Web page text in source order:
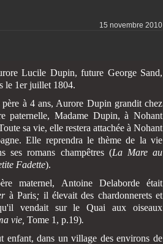
15 novembre 2010
Lucile Dupin, future George Sand,
le 1er juillet 1804.
à 4 ans, Aurore Dupin grandit chez
paternelle, Madame Dupin, à Nohant
sa vie, elle restera attachée à Nohant
Elle reprendra le thème de la vie
ses romans champêtres (La Mare au
Fadette).
maternel, Antoine Delaborde était
à Paris; il élevait des chardonnerets et
vendait sur le Quai aux oiseaux
vie, Tome 1, p.19).
enfant, dans un village des environs de